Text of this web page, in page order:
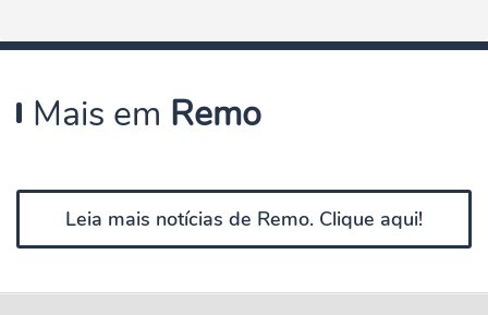
Mais em Remo
Leia mais notícias de Remo. Clique aqui!